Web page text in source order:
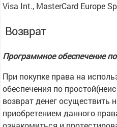
Visa Int., MasterCard Europe
Возврат
Программное обеспечение
При покупке права на
обеспечения по
возврат денег осуществить
приобретением данного